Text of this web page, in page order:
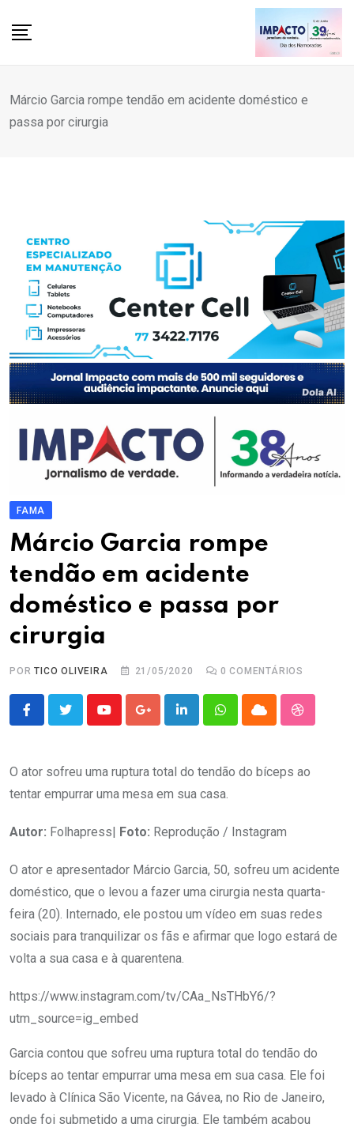
Márcio Garcia rompe tendão em acidente doméstico e
passa por cirurgia
FAMA
Márcio Garcia rompe
tendão em acidente
doméstico e passa por
cirurgia
PORTICO OLIVEIRA 21/05/2020 0 COMENTÁRIOS
YoutubeGoogle+LinkedInWhatsappCloud
O ator sofreu uma ruptura total do tendão do bíceps ao
tentar empurrar uma mesa em sua casa.
Autor: Folhapress| Foto: Reprodução / Instagram
O ator e apresentador Márcio Garcia, 50, sofreu um acidente
doméstico, que o levou a fazer uma cirurgia nesta quarta-
feira (20). Internado, ele postou um vídeo em suas redes
sociais para tranquilizar os fãs e afirmar que logo estará de
volta a sua casa e à quarentena.
https://www.instagram.com/tv/CAa_NsTHbY6/?
utm_source=ig_embed
Garcia contou que sofreu uma ruptura total do tendão do
bíceps ao tentar empurrar uma mesa em sua casa. Ele foi
levado à Clínica São Vicente, na Gávea, no Rio de Janeiro,
onde foi submetido a uma cirurgia. Ele também acabou